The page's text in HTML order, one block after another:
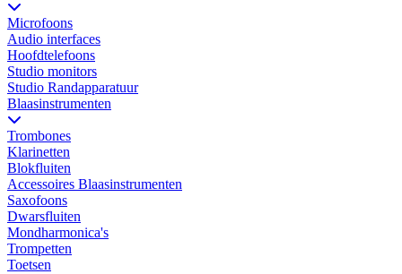
Microfoons
Audio interfaces
Hoofdtelefoons
Studio monitors
Studio Randapparatuur
Blaasinstrumenten
Trombones
Klarinetten
Blokfluiten
Accessoires Blaasinstrumenten
Saxofoons
Dwarsfluiten
Mondharmonica's
Trompetten
Toetsen